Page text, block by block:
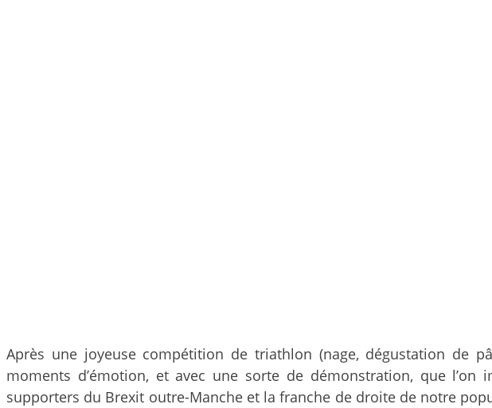
Après une joyeuse compétition de triathlon (nage, dégustation de
moments d’émotion, et avec une sorte de démonstration, que
supporters du Brexit outre-Manche et la franche de droite de notre